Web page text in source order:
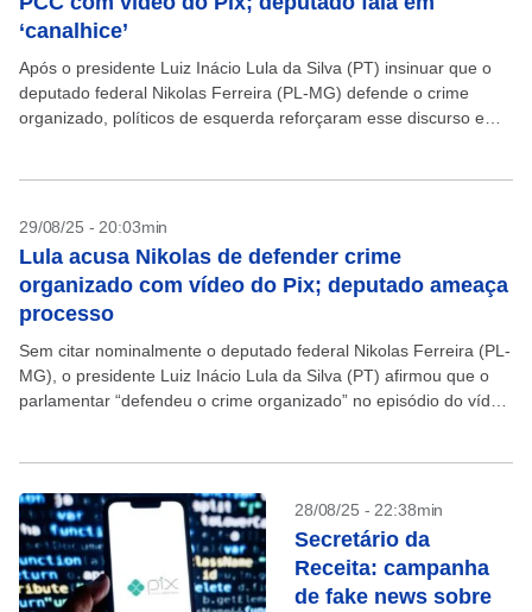
‘canalhice’
Após o presidente Luiz Inácio Lula da Silva (PT) insinuar que o
deputado federal Nikolas Ferreira (PL-MG) defende o crime
organizado, políticos de esquerda reforçaram esse discurso e
29/08/25 - 20:03min
Lula acusa Nikolas de defender crime
organizado com vídeo do Pix; deputado ameaça
processo
Sem citar nominalmente o deputado federal Nikolas Ferreira (PL-
MG), o presidente Luiz Inácio Lula da Silva (PT) afirmou que o
parlamentar “defendeu o crime organizado” no episódio do vídeo
28/08/25 - 22:38min
Secretário da
Receita: campanha
de fake news sobre